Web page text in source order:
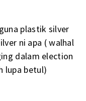
plastik silver
ni apa ( walhal
dalam election
lupa betul)